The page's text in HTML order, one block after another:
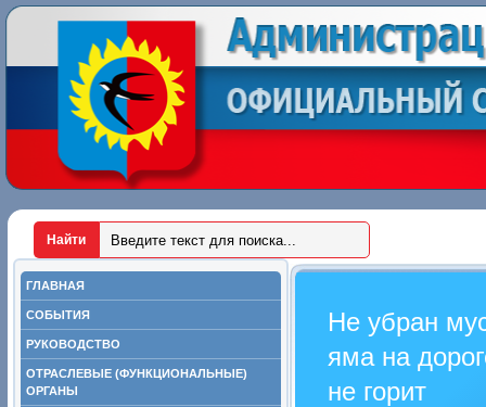
ГЛАВНАЯ
СОБЫТИЯ
РУКОВОДСТВО
ОТРАСЛЕВЫЕ (ФУНКЦИОНАЛЬНЫЕ)
ОРГАНЫ
Не убран
яма на
не горит